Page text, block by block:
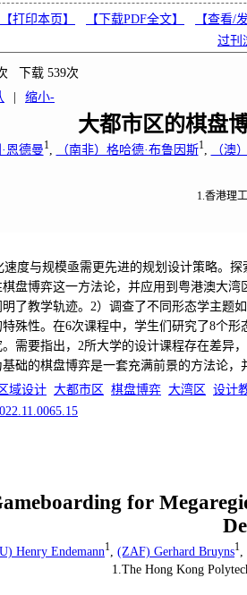
【打印本页】 【下载PDF全文】 【查看/
过刊
下载 539次
缩小-
大都市区的棋盘
恩德曼1, （南非）格哈德·布鲁因斯1, （澳
1.香港理
速度与规模亟需更先进的规划设计策略。
盘博弈这一方法论，并应用到粤港澳大
了教学轨迹。2）调查了不同形态学主题
殊性。在6次课程中，学生们研究了8个
需要指出，2所大学的设计课程存在差异
基础的棋盘博弈是一套充满前景的方法论
区域设计 大都市区 棋盘博弈 大湾区
设计
for
Henry Endemann1 (ZAF) Gerhard Bruyns1
1.The Hong Kong